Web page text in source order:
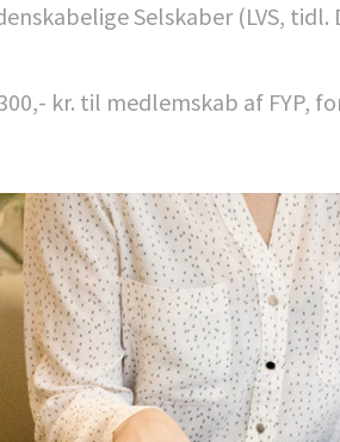
Selskaber (LVS,
kr. til medlemskab af FYP,